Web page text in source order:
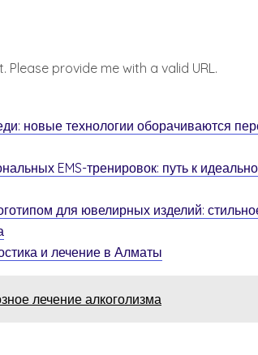
Please provide me with a valid URL.
новые технологии оборачиваются
EMS-тренировок: путь к
для ювелирных изделий:
и лечение в Алматы
лечение алкоголизма